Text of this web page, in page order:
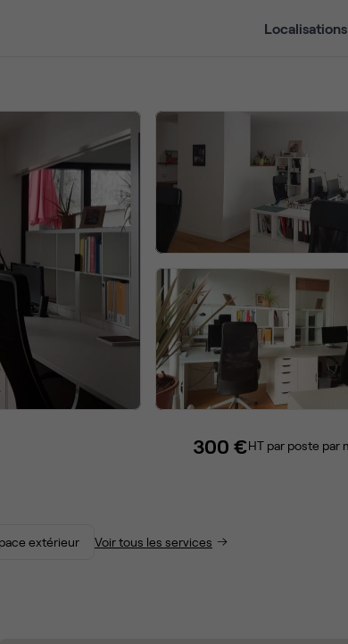
Localisations
300 €HT par poste par
extérieur Voir tous les services